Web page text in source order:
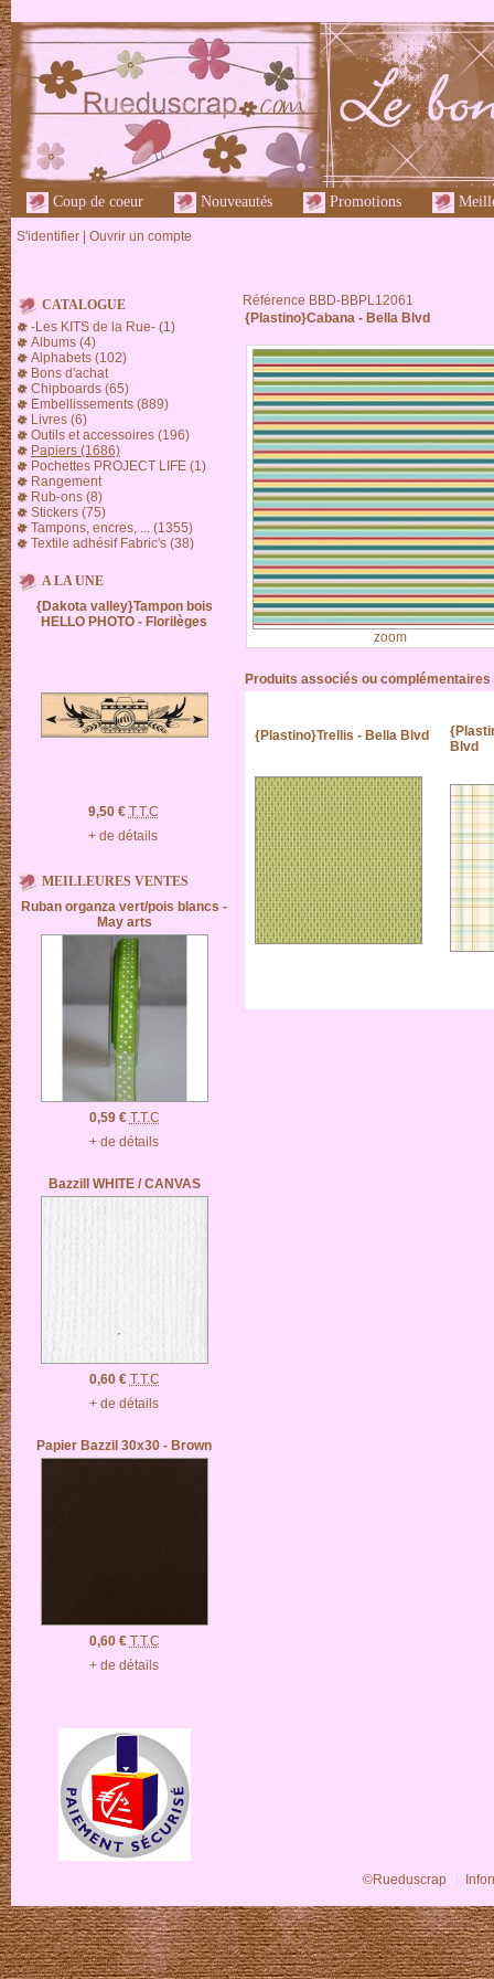
Coup de coeur Nouveautés Promotions
S'identifier Ouvrir un compte
CATALOGUE
-Les KITS de la Rue- (1)
Albums (4)
Alphabets (102)
Bons d'achat
Chipboards (65)
Embellissements (889)
Livres (6)
Outils et accessoires (196)
Papiers (1686)
Pochettes PROJECT LIFE (1)
Rangement
Rub-ons (8)
Stickers (75)
Tampons, encres, ... (1355)
Textile adhésif Fabric's (38)
A LA UNE
{Dakota valley}Tampon bois
HELLO PHOTO - Florilèges
9,50 € T.T.C
+ de détails
MEILLEURES VENTES
Ruban organza vert/pois blancs -
May arts
0,59 € T.T.C
+ de détails
Bazzill WHITE / CANVAS
0,60 € T.T.C
+ de détails
Papier Bazzil 30x30 - Brown
0,60 € T.T.C
+ de détails
Référence BBD-BBPL12061
{Plastino}Cabana - Bella Blvd
zoom
Produits associés ou complémentaires
{Plastino}Trellis - Bella Blvd
Blvd
©Rueduscrap